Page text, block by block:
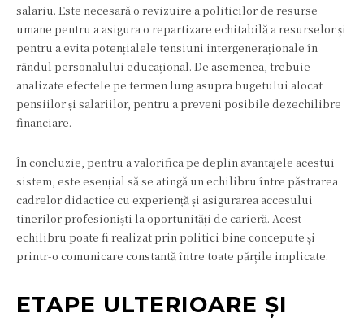
salariu. Este necesară o revizuire a politicilor de resurse
umane pentru a asigura o repartizare echitabilă a resurselor și
pentru a evita potențialele tensiuni intergeneraționale în
rândul personalului educațional. De asemenea, trebuie
analizate efectele pe termen lung asupra bugetului alocat
pensiilor și salariilor, pentru a preveni posibile dezechilibre
financiare.
În concluzie, pentru a valorifica pe deplin avantajele acestui
sistem, este esențial să se atingă un echilibru între păstrarea
cadrelor didactice cu experiență și asigurarea accesului
tinerilor profesioniști la oportunități de carieră. Acest
echilibru poate fi realizat prin politici bine concepute și
printr-o comunicare constantă între toate părțile implicate.
ETAPE ULTERIOARE ȘI